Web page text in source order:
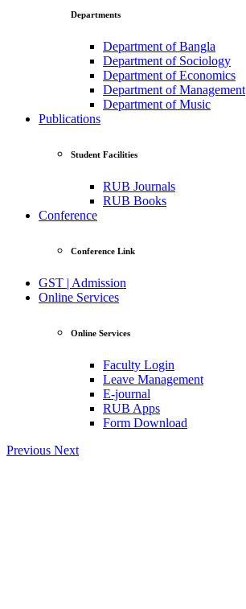
Departments
Department of Bangla
Department of Sociology
Department of Economics
Department of Management
Department of Music
Publications
Student Facilities
RUB Journals
RUB Books
Conference
Conference Link
GST | Admission
Online Services
Online Services
Faculty Login
Leave Management
E-journal
RUB Apps
Form Download
Previous Next